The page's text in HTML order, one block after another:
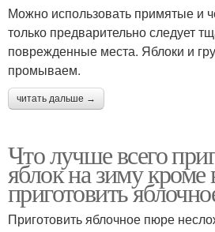
Можно использовать примятые и
только предварительно следует
поврежденные места. Яблоки и
промываем.
читать дальше →
Что лучше всего
яблок на зиму кроме
приготовить
Приготовить яблочное пюре